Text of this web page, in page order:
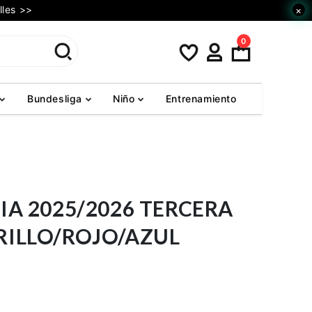
>> ×
0
Bundesliga Niño Entrenamiento
2025/2026 TERCERA
ROJO/AZUL